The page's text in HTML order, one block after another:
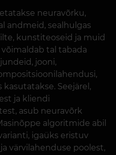
neuravõrku,
andmeid, sealhulgas
kunstiteoseid ja muid
tal tabada
jooni,
Seejärel,
ja kliendi
asub neuravõrk
algoritmide abil
igaüks eristuv
värvilahenduse poolest,